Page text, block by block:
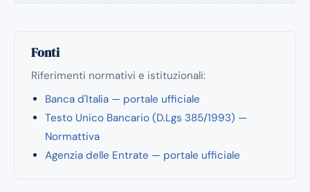
Fonti
Riferimenti normativi e istituzionali:
Banca d'Italia — portale ufficiale
Testo Unico Bancario (D.Lgs 385/1993) —
Normattiva
Agenzia delle Entrate — portale ufficiale